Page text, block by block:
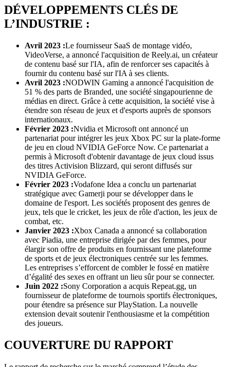
DÉVELOPPEMENTS CLÉS DE
L’INDUSTRIE :
Avril 2023 :Le fournisseur SaaS de montage vidéo,
VideoVerse, a annoncé l'acquisition de Reely.ai, un créateur
de contenu basé sur l'IA, afin de renforcer ses capacités à
fournir du contenu basé sur l'IA à ses clients.
Avril 2023 :NODWIN Gaming a annoncé l'acquisition de
51 % des parts de Branded, une société singapourienne de
médias en direct. Grâce à cette acquisition, la société vise à
étendre son réseau de jeux et d'esports auprès de sponsors
internationaux.
Février 2023 :Nvidia et Microsoft ont annoncé un
partenariat pour intégrer les jeux Xbox PC sur la plate-forme
de jeu en cloud NVIDIA GeForce Now. Ce partenariat a
permis à Microsoft d'obtenir davantage de jeux cloud issus
des titres Activision Blizzard, qui seront diffusés sur
NVIDIA GeForce.
Février 2023 :Vodafone Idea a conclu un partenariat
stratégique avec Gamerji pour se développer dans le
domaine de l'esport. Les sociétés proposent des genres de
jeux, tels que le cricket, les jeux de rôle d'action, les jeux de
combat, etc.
Janvier 2023 :Xbox Canada a annoncé sa collaboration
avec Piadia, une entreprise dirigée par des femmes, pour
élargir son offre de produits en fournissant une plateforme
de sports et de jeux électroniques centrée sur les femmes.
Les entreprises s’efforcent de combler le fossé en matière
d’égalité des sexes en offrant un lieu sûr pour se connecter.
Juin 2022 :Sony Corporation a acquis Repeat.gg, un
fournisseur de plateforme de tournois sportifs électroniques,
pour étendre sa présence sur PlayStation. La nouvelle
extension devait soutenir l'enthousiasme et la compétition
des joueurs.
COUVERTURE DU RAPPORT